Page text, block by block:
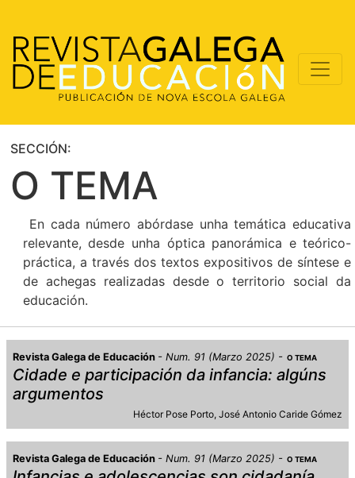
SECCIÓN:
O TEMA
En cada número abórdase unha temática educativa
relevante, desde unha óptica panorámica e teórico-
práctica, a través dos textos expositivos de síntese e
de achegas realizadas desde o territorio social da
educación.
Revista Galega de Educación Num. 91 (Marzo 2025) O TEMA
Cidade e participación da infancia: algúns
argumentos
Héctor Pose Porto José Antonio Caride Gómez
Revista Galega de Educación Num. 91 (Marzo 2025) O TEMA